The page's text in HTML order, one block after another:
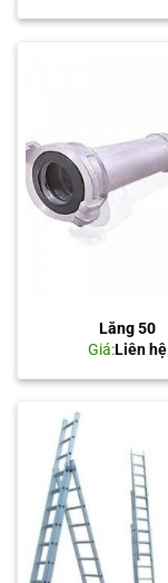
Lăng 50
Giá:Liên hệ